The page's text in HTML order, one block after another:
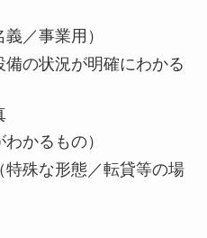
／事業用）
の状況が明確にわかる
かるもの）
殊な形態／転貸等の場